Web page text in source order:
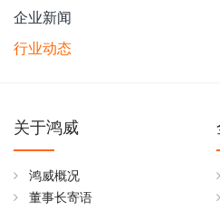
企业新闻
行业动态
关于鸿威
鸿威概况
董事长寄语